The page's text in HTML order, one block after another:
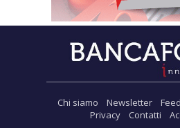
Chi siamo Newsletter
Privacy
Contatti